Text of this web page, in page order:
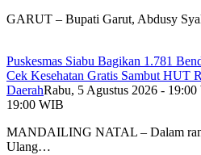
GARUT – Bupati Garut, Abdusy
Puskesmas Siabu Bagikan 1.781
Cek Kesehatan Gratis Sambut HUT
DaerahRabu, 5 Agustus 2026 -
19:00 WIB
MANDAILING NATAL – Dalam
Ulang…